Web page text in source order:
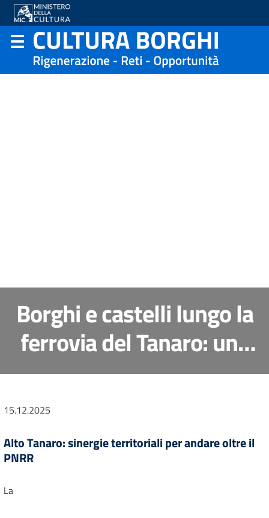
Borghi e castelli lungo la
ferrovia del Tanaro: una
proposta di
rigenerazione culturale e
sociale tra storia e
paesaggio
15.12.2025
Alto Tanaro: sinergie territoriali per andare oltre il
PNRR
La